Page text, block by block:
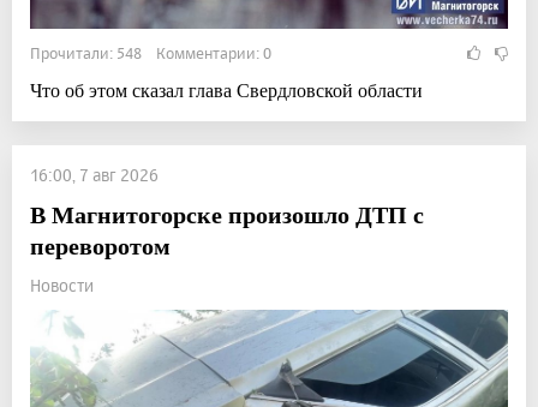
Прочитали: 548 Комментарии: 0
Что об этом сказал глава Свердловской области
16:00, 7 авг 2026
В Магнитогорске произошло ДТП с
переворотом
Новости